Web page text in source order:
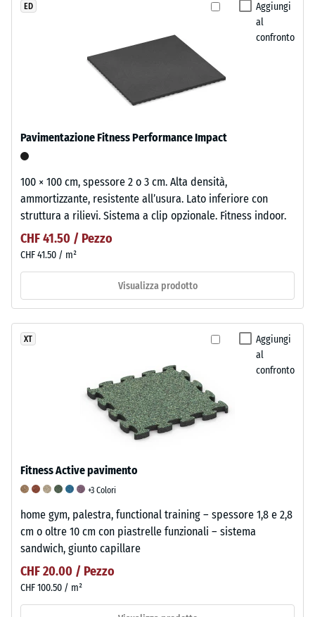
Aggiungi
al
confronto
ED
Pavimentazione Fitness Performance Impact
100 × 100 cm, spessore 2 o 3 cm. Alta densità,
ammortizzante, resistente all’usura. Lato inferiore con
struttura a rilievi. Sistema a clip opzionale. Fitness indoor.
CHF 41.50 / Pezzo
CHF 41.50 / m²
Visualizza prodotto
Aggiungi
al
confronto
XT
Fitness Active pavimento
+3 Colori
home gym, palestra, functional training – spessore 1,8 e 2,8
cm o oltre 10 cm con piastrelle funzionali – sistema
sandwich, giunto capillare
CHF 20.00 / Pezzo
CHF 100.50 / m²